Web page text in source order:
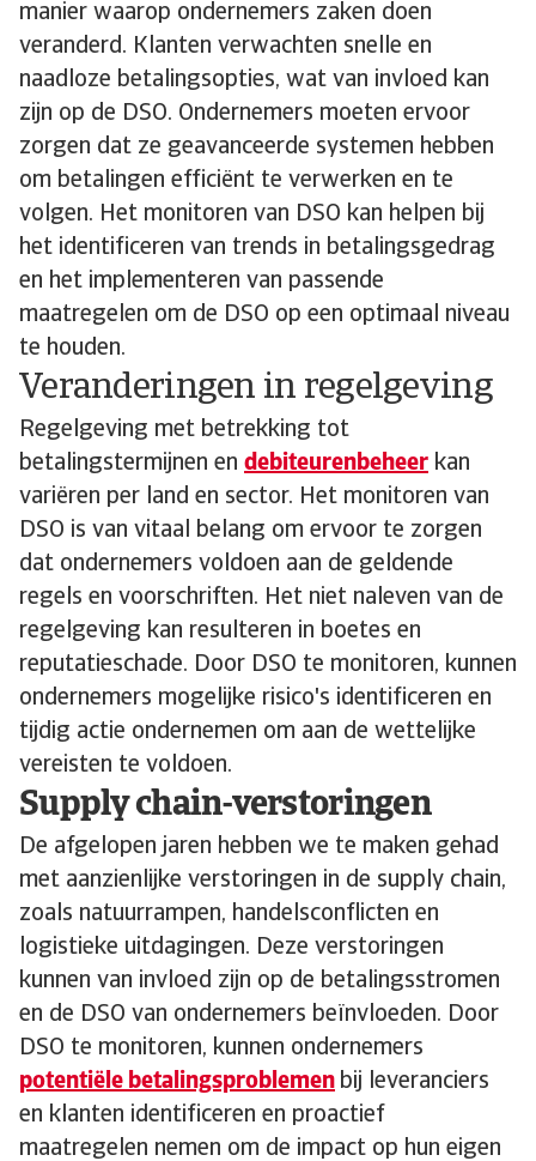
manier waarop ondernemers zaken doen
veranderd. Klanten verwachten snelle en
naadloze betalingsopties, wat van invloed kan
zijn op de DSO. Ondernemers moeten ervoor
zorgen dat ze geavanceerde systemen hebben
om betalingen efficiënt te verwerken en te
volgen. Het monitoren van DSO kan helpen bij
het identificeren van trends in betalingsgedrag
en het implementeren van passende
maatregelen om de DSO op een optimaal niveau
te houden.
Veranderingen in regelgeving
Regelgeving met betrekking tot
betalingstermijnen en debiteurenbeheer kan
variëren per land en sector. Het monitoren van
DSO is van vitaal belang om ervoor te zorgen
dat ondernemers voldoen aan de geldende
regels en voorschriften. Het niet naleven van de
regelgeving kan resulteren in boetes en
reputatieschade. Door DSO te monitoren, kunnen
ondernemers mogelijke risico's identificeren en
tijdig actie ondernemen om aan de wettelijke
vereisten te voldoen.
Supply chain-verstoringen
De afgelopen jaren hebben we te maken gehad
met aanzienlijke verstoringen in de supply chain,
zoals natuurrampen, handelsconflicten en
logistieke uitdagingen. Deze verstoringen
kunnen van invloed zijn op de betalingsstromen
en de DSO van ondernemers beïnvloeden. Door
DSO te monitoren, kunnen ondernemers
potentiële betalingsproblemen bij leveranciers
en klanten identificeren en proactief
maatregelen nemen om de impact op hun eigen